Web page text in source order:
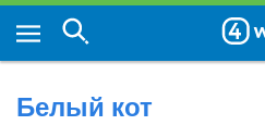
Белый кот